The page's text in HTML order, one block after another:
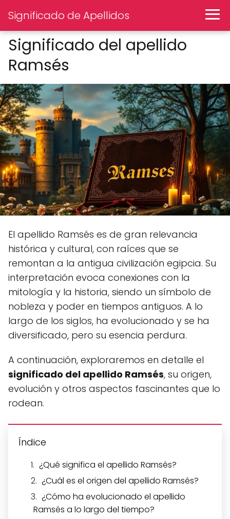
Significado de Apellidos
Significado del apellido
Ramsés
El apellido Ramsés es de gran relevancia
histórica y cultural, con raíces que se
remontan a la antigua civilización egipcia. Su
interpretación evoca conexiones con la
mitología y la historia, siendo un símbolo de
nobleza y poder en tiempos antiguos. A lo
largo de los siglos, ha evolucionado y se ha
diversificado, pero su esencia perdura.
A continuación, exploraremos en detalle el
significado del apellido Ramsés, su origen,
evolución y otros aspectos fascinantes que lo
rodean.
Índice
¿Qué significa el apellido Ramsés?
¿Cuál es el origen del apellido Ramsés?
¿Cómo ha evolucionado el apellido
Ramsés a lo largo del tiempo?